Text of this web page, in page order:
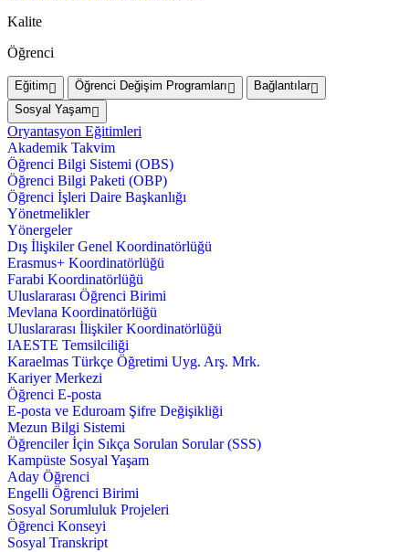
Kalite
Öğrenci
Eğitim Öğrenci Değişim Programları
Bağlantılar
Sosyal Yaşam
Oryantasyon Eğitimleri
Akademik Takvim
Öğrenci Bilgi Sistemi (OBS)
Öğrenci Bilgi Paketi (OBP)
Öğrenci İşleri Daire Başkanlığı
Yönetmelikler
Yönergeler
Dış İlişkiler Genel Koordinatörlüğü
Erasmus+ Koordinatörlüğü
Farabi Koordinatörlüğü
Uluslararası Öğrenci Birimi
Mevlana Koordinatörlüğü
Uluslararası İlişkiler Koordinatörlüğü
IAESTE Temsilciliği
Karaelmas Türkçe Öğretimi Uyg. Arş. Mrk.
Kariyer Merkezi
Öğrenci E-posta
E-posta ve Eduroam Şifre Değişikliği
Mezun Bilgi Sistemi
Öğrenciler İçin Sıkça Sorulan Sorular (SSS)
Kampüste Sosyal Yaşam
Aday Öğrenci
Engelli Öğrenci Birimi
Sosyal Sorumluluk Projeleri
Öğrenci Konseyi
Sosyal Transkript